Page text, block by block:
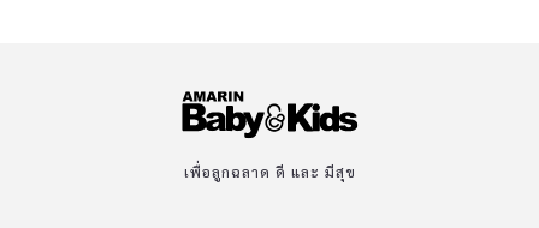
เพื่อลูกฉลาด ดี และ มีสุข